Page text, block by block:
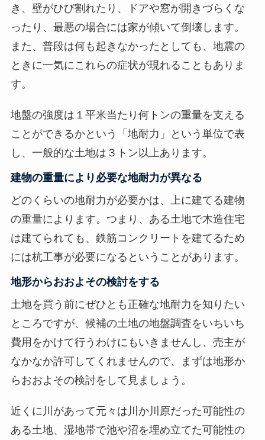
き、壁がひび割れたり、ドアや窓が開きづらくな
ったり、最悪の場合には家が傾いて倒壊します。
また、普段は何も起きなかったとしても、地震の
ときに一気にこれらの症状が現れることもありま
す。
地盤の強度は１平米当たり何トンの重量を支える
ことができるかという「地耐力」という単位で表
し、一般的な土地は３トン以上あります。
建物の重量により必要な地耐力が異なる
どのくらいの地耐力が必要かは、上に建てる建物
の重量によります。つまり、ある土地で木造住宅
は建てられても、鉄筋コンクリートを建てるため
には杭工事が必要になるということがあります。
地形からおおよその検討をする
土地を買う前にぜひとも正確な地耐力を知りたい
ところですが、候補の土地の地盤調査をいちいち
費用をかけて行うわけにもいきませんし、売主が
なかなか許可してくれませんので、まずは地形か
らおおよその検討をして見ましょう。
近くに川があって元々は川か川原だった可能性の
ある土地、湿地帯で池や沼を埋め立てた可能性の